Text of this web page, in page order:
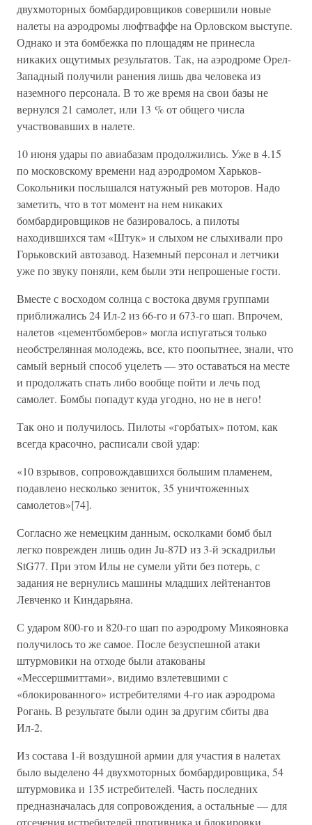
двухмоторных бомбардировщиков совершили новые
налеты на аэродромы люфтваффе на Орловском выступе.
Однако и эта бомбежка по площадям не принесла
никаких ощутимых результатов. Так, на аэродроме Орел-
Западный получили ранения лишь два человека из
наземного персонала. В то же время на свои базы не
вернулся 21 самолет, или 13 % от общего числа
участвовавших в налете.
10 июня удары по авиабазам продолжились. Уже в 4.15
по московскому времени над аэродромом Харьков-
Сокольники послышался натужный рев моторов. Надо
заметить, что в тот момент на нем никаких
бомбардировщиков не базировалось, а пилоты
находившихся там «Штук» и слыхом не слыхивали про
Горьковский автозавод. Наземный персонал и летчики
уже по звуку поняли, кем были эти непрошеные гости.
Вместе с восходом солнца с востока двумя группами
приближались 24 Ил-2 из 66-го и 673-го шап. Впрочем,
налетов «цементбомберов» могла испугаться только
необстрелянная молодежь, все, кто поопытнее, знали, что
самый верный способ уцелеть — это оставаться на месте
и продолжать спать либо вообще пойти и лечь под
самолет. Бомбы попадут куда угодно, но не в него!
Так оно и получилось. Пилоты «горбатых» потом, как
всегда красочно, расписали свой удар:
«10 взрывов, сопровождавшихся большим пламенем,
подавлено несколько зениток, 35 уничтоженных
самолетов»[74].
Согласно же немецким данным, осколками бомб был
легко поврежден лишь один Ju-87D из 3-й эскадрильи
StG77. При этом Илы не сумели уйти без потерь, с
задания не вернулись машины младших лейтенантов
Левченко и Киндарьяна.
С ударом 800-го и 820-го шап по аэродрому Микояновка
получилось то же самое. После безуспешной атаки
штурмовики на отходе были атакованы
«Мессершмиттами», видимо взлетевшими с
«блокированного» истребителями 4-го иак аэродрома
Рогань. В результате были один за другим сбиты два
Ил-2.
Из состава 1-й воздушной армии для участия в налетах
было выделено 44 двухмоторных бомбардировщика, 54
штурмовика и 135 истребителей. Часть последних
предназначалась для сопровождения, а остальные — для
отсечения истребителей противника и блокировки